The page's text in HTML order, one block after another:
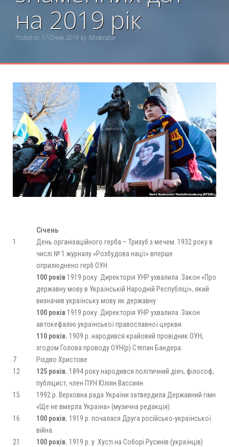
на 2019 рік
Posted on 17 Січня, 2019 by Moderator
Січень
1
День організаційного герба – Тризуб з мечем. 1932 року в
числі № 1 журналу «Розбудова нації» вперше
оприлюднено герб ОУН.
100 років 1919 року Директорія УНР ухвалила Закон «Про
державну мову в Українській Народній Республіці», який
визначив українську мову як державну
100 років 1919 року Директорія УНР ухвалила Закон
автокефалію української православної церкви.
110 років. 1909 р. народився крайовий провідник ОУН,
згодом Голова проводу ОУН(р) Степан Бандера.
7
Різдво Христове
12
125 років. 1894 року народився політичний діяч, філософ,
публіцист, член ПУН Юліян Вассиян.
15
1992 р. Верховна рада України затвердила Державний гімн
«Ще не вмерла Україна» (музична редакція).
16
100 років. 1919 р. почалася Друга російсько-української
війна.
21
100 років. 1919 р. у Хусті на Соборі Русинів (українців)